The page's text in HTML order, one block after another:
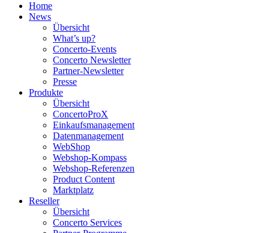
Home
News
Übersicht
What’s up?
Concerto-Events
Concerto Newsletter
Partner-Newsletter
Presse
Produkte
Übersicht
ConcertoProX
Einkaufsmanagement
Datenmanagement
WebShop
Webshop-Kompass
Webshop-Referenzen
Product Content
Marktplatz
Reseller
Übersicht
Concerto Services